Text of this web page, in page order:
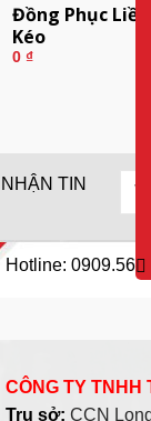
Đồng Phục Liền
Kéo
0₫
TIN
Hotline:
CÔNG TY TNHH
Trụ sở: CCN